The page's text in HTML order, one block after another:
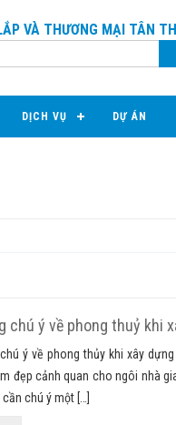
VÀ THƯƠNG MẠI TÂN
DỊCH VỤ DỰ ÁN
chú ý về phong thuỷ khi
ý về phong thủy khi xây
đẹp cảnh quan cho ngôi nhà
chú ý một […]